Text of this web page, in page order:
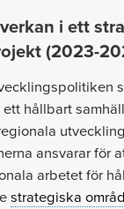
i ett
(2023-
hållbart
ansvarar för
arbetet för
strategiska